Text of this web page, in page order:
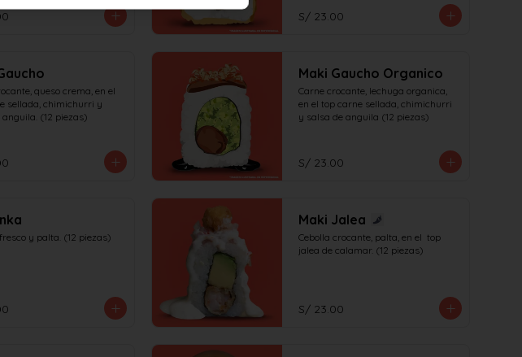
S/ 23.00
queso crema, en el
sellada, chimichurri y
anguila. (12 piezas)
Maki Gaucho Organico
Carne crocante, lechuga organica,
en el top carne sellada, chimichurri
y salsa de anguila (12 piezas)
S/ 23.00
y palta. (12 piezas)
Maki Jalea
Cebolla crocante, palta, en el  top
jalea de calamar. (12 piezas)
S/ 23.00